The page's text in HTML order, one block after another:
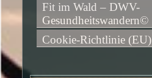
Fit im Wald – DWV-
Gesundheitswandern©
Cookie-Richtlinie (EU)